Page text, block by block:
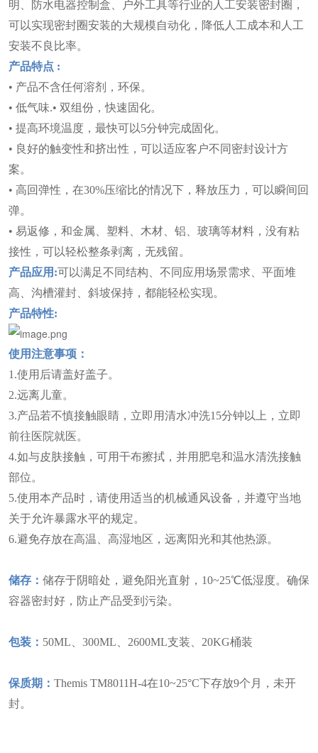
明、
防水电器控制盒 、户外工具等行业的 人工安装密封圈，
可以实现密封圈安装的大规模自动化，降低人工成本和人工
安装不良比率。
产品特点 :
• 产品不含任何溶剂，环保。
• 低气味.• 双组份，快速固化。
• 提高环境温度，最快可以5分钟完成固化。
• 良好的触变性和挤出性，可以适应客户不同密封设计方
案。
• 高回弹性，在30%压缩比的情况下，释放压力，可以瞬间回
弹。
• 易返修，和金属、塑料、木材、铝、玻璃等材料，没有粘
接性，可以轻松整条剥离，无残留。
产品应用:可以满足不同结构、不同应用场景需求、平面堆
高、沟槽灌封、斜坡保持，都能轻松实现。
产品特性:
使用注意事项：
1.使用后请盖好盖子。
2.远离儿童。
3.产品若不慎接触眼睛，立即用清水冲洗15分钟以上，立即
前往医院就医。
4.如与皮肤接触，可用干布擦拭，并用肥皂和温水清洗接触
部位。
5.使用本产品时，请使用适当的机械通风设备，并遵守当地
关于允许暴露水平的规定。
6.避免存放在高温、高湿地区，远离阳光和其他热源。
储存： 储存于阴暗处，避免阳光直射，10~25℃低湿度。确保
容器密封好，防止产品受到污染。
包装： 50ML、300ML、2600ML支装、20KG桶装
保质期： Themis TM8011H-4在10~25°C下存放9个月，未开
封。